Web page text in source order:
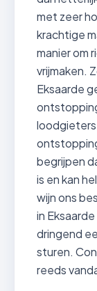
met zeer
krachtige
manier om
vrijmaken.
Eksaarde
begrijpen
is en kan
wijn ons
in
dringend
sturen.
reeds